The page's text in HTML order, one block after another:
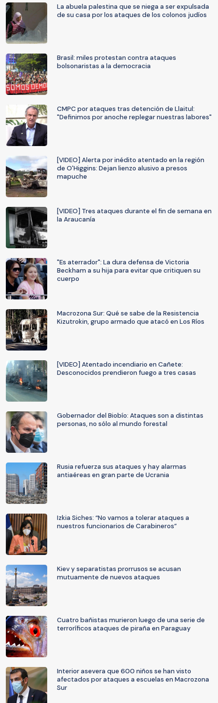
La abuela palestina que se niega a ser expulsada
de su casa por los ataques de los colonos judíos
Brasil: miles protestan contra ataques
bolsonaristas a la democracia
CMPC por ataques tras detención de Llaitul:
"Definimos por anoche replegar nuestras labores"
[VIDEO] Alerta por inédito atentado en la región
de O'Higgins: Dejan lienzo alusivo a presos
mapuche
[VIDEO] Tres ataques durante el fin de semana en
la Araucanía
"Es aterrador": La dura defensa de Victoria
Beckham a su hija para evitar que critiquen su
cuerpo
Macrozona Sur: Qué se sabe de la Resistencia
Kizutrokin, grupo armado que atacó en Los Ríos
[VIDEO] Atentado incendiario en Cañete:
Desconocidos prendieron fuego a tres casas
Gobernador del Biobío: Ataques son a distintas
personas, no sólo al mundo forestal
Rusia refuerza sus ataques y hay alarmas
antiaéreas en gran parte de Ucrania
Izkia Siches: “No vamos a tolerar ataques a
nuestros funcionarios de Carabineros”
Kiev y separatistas prorrusos se acusan
mutuamente de nuevos ataques
Cuatro bañistas murieron luego de una serie de
terroríficos ataques de piraña en Paraguay
Interior asevera que 600 niños se han visto
afectados por ataques a escuelas en Macrozona
Sur